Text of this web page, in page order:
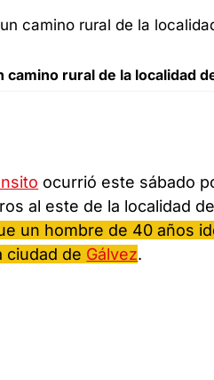
camino rural de la localidad
ocurrió este sábado
al este de la localidad de
un hombre de 40 años
ciudad de Gálvez.